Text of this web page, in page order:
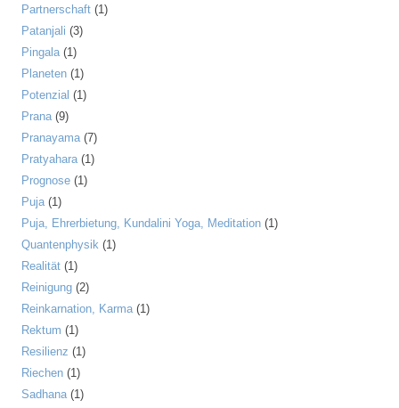
Partnerschaft (1)
Patanjali (3)
Pingala(1)
Planeten (1)
Potenzial (1)
Prana(9)
Pranayama(7)
Pratyahara(1)
Prognose (1)
Puja(1)
Puja, Ehrerbietung, Kundalini Yoga, Meditation (1)
Quantenphysik (1)
Realität (1)
Reinigung (2)
Reinkarnation, Karma(1)
Rektum (1)
Resilienz (1)
Riechen (1)
Sadhana(1)